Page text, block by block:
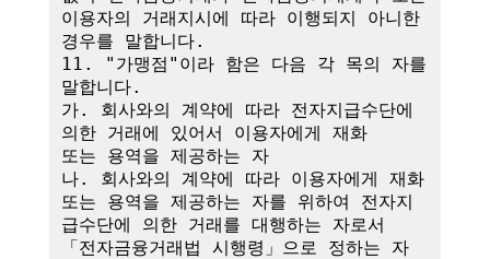
이용자의 거래지시에 따라 이행되지 아니한
경우를 말합니다.
11. "가맹점"이라 함은 다음 각 목의 자를
말합니다.
가. 회사와의 계약에 따라 전자지급수단에
의한 거래에 있어서 이용자에게 재화
또는 용역을 제공하는 자
나. 회사와의 계약에 따라 이용자에게 재화
또는 용역을 제공하는 자를 위하여 전자지
급수단에 의한 거래를 대행하는 자로서
「전자금융거래법 시행령」으로 정하는 자